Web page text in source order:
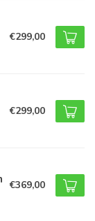
€299,00
€299,00
€369,00